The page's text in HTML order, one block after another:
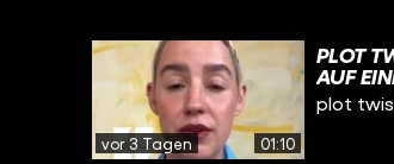
vor 3 Tagen 01:10
PLOT
AUF
plot